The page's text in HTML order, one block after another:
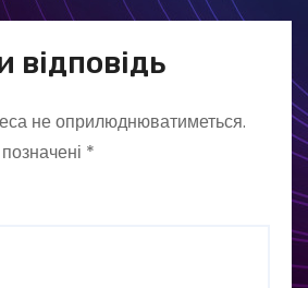
не оприлюднюватиметься.
*